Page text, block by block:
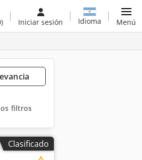
Iniciar sesión Idioma Menú
filtros
Clasificado